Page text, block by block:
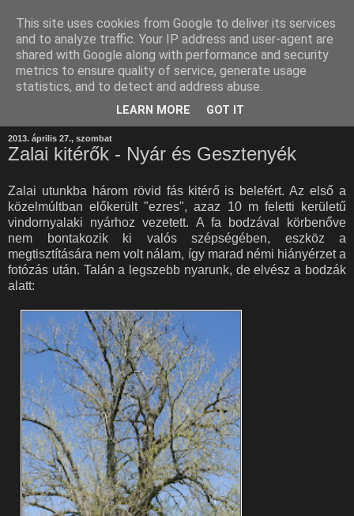
2013. április 27., szombat
Zalai kitérők - Nyár és Gesztenyék
Zalai utunkba három rövid fás kitérő is belefért. Az első a
közelmúltban előkerült "ezres", azaz 10 m feletti kerületű
vindornyalaki nyárhoz vezetett. A fa bodzával körbenőve
nem bontakozik ki valós szépségében, eszköz a
megtisztítására nem volt nálam, így marad némi hiányérzet a
fotózás után. Talán a legszebb nyarunk, de elvész a bodzák
alatt:
This site uses cookies from Google to deliver its services
and to analyze traffic. Your IP address and user-agent are
shared with Google along with performance and security
metrics to ensure quality of service, generate usage
statistics, and to detect and address abuse.
LEARN MORE GOT IT